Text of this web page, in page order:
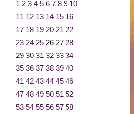
1 2 3 4 5 6 7 8 9 10
11 12 13 14 15 16
17 18 19 20 21 22
23 24 25 26 27 28
29 30 31 32 33 34
35 36 37 38 39 40
41 42 43 44 45 46
47 48 49 50 51 52
53 54 55 56 57 58